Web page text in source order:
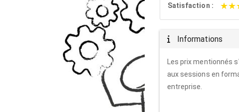
Satisfaction :
Informations
Les prix mentionnés
aux sessions en
entreprise.